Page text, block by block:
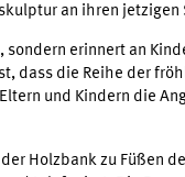
an ihren jetzigen
erinnert an
dass die Reihe der
und Kindern die
Holzbank zu Füßen